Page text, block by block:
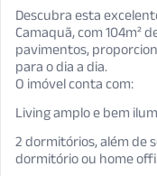
Descubra esta
Camaquã, com 104m²
pavimentos,
para o dia a dia.
O imóvel conta com:
Living amplo e bem
2 dormitórios, além de
dormitório ou home